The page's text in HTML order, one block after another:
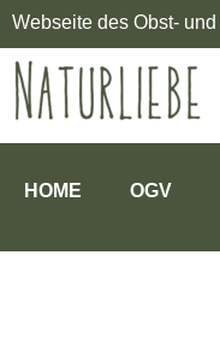
Webseite des Obst-
HOME OGV